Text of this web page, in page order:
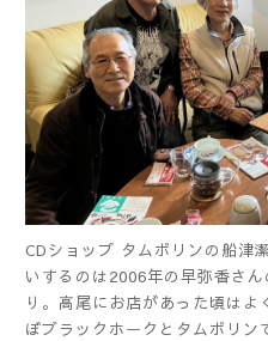
CDショップ タムボリンの船津
いするのは2006年の早弥香さ
り。高尾にお店があった頃は
ぼブラックホークとタムボリ